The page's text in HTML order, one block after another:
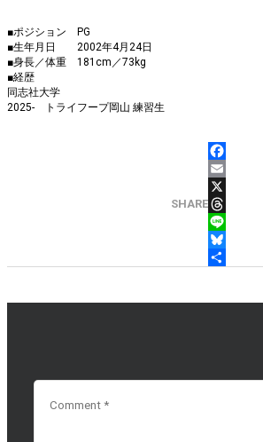
■ポジション PG
■生年月日 2002年4月24日
■身長／体重 181cm／73kg
■経歴
同志社大学
2025- トライフープ岡山 練習生
SHARE
FACEBOOK
EMAIL
X
THREADS
LINE
BLUESKY
共有